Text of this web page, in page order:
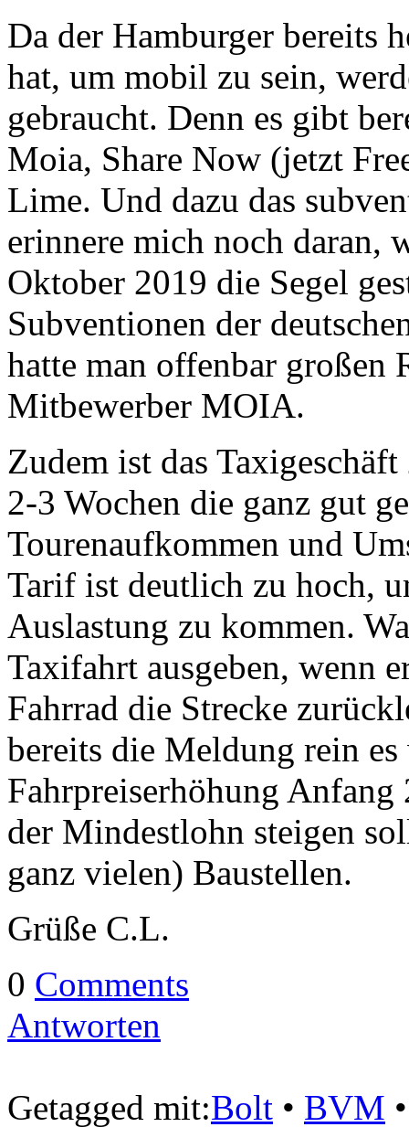
Da der Hamburger bereits
hat, um mobil zu sein,
gebraucht. Denn es gibt
Moia, Share Now (jetzt
Lime. Und dazu das
erinnere mich noch daran,
Oktober 2019 die Segel
Subventionen der
hatte man offenbar großen
Mitbewerber MOIA.
Zudem ist das
2-3 Wochen die ganz gut
Tourenaufkommen und
Tarif ist deutlich zu hoch,
Auslastung zu kommen.
Taxifahrt ausgeben, wenn
Fahrrad die Strecke
bereits die Meldung rein
Fahrpreiserhöhung
der Mindestlohn steigen
ganz vielen) Baustellen.
Grüße C.L.
0 Comments
Antworten
Getagged mit:Bolt • BVM